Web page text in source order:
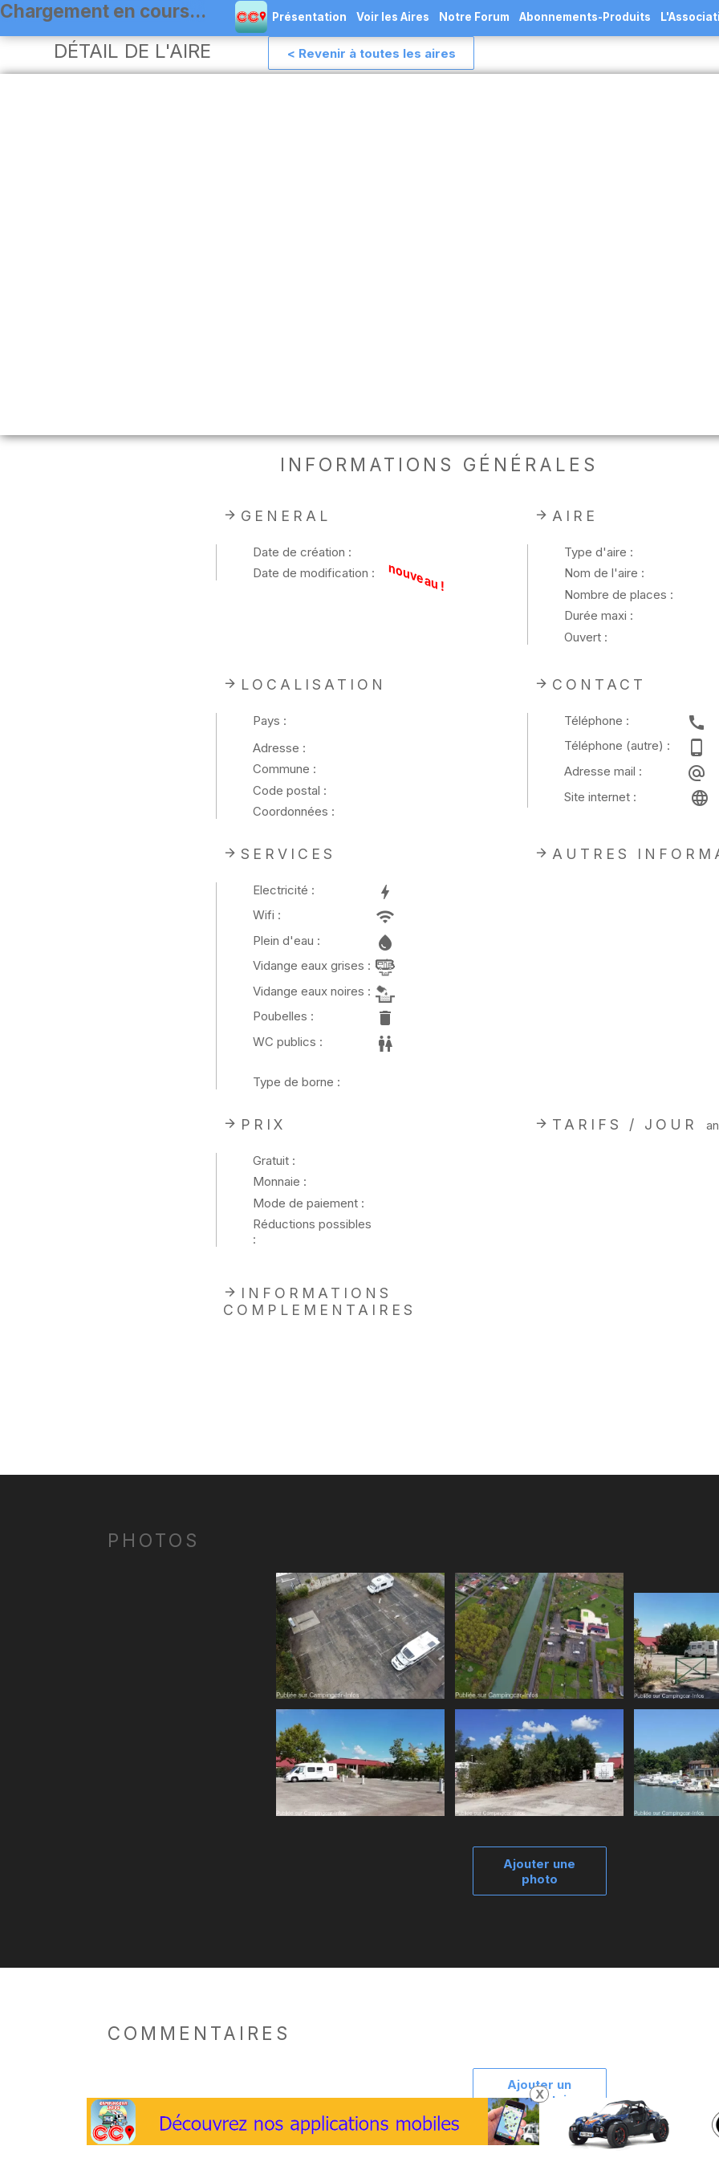
X
Présentation Voir les Aires Notre Forum Abonnements-Produits
DÉTAIL DE L'AIRE < Revenir à toutes les aires
INFORMATIONS GÉNÉRALES
GENERAL
Date de création :
Date de modification :
nouveau !
AIRE
Type d'aire :
Nom de l'aire :
Nombre de places :
Durée maxi :
Ouvert :
LOCALISATION
Pays :
Adresse :
Commune :
Code postal :
Coordonnées :
CONTACT
Téléphone :
Téléphone (autre) :
Adresse mail :
Site internet :
SERVICES
Electricité :
Wifi :
Plein d'eau :
Vidange eaux grises :
Vidange eaux noires :
Poubelles :
WC publics :
Type de borne :
AUTRES
PRIX
Gratuit :
Monnaie :
Mode de paiement :
Réductions possibles
:
TARIFS / JOUR
INFORMATIONS
COMPLEMENTAIRES
PHOTOS
Ajouter une
photo
COMMENTAIRES
Ajouter un
commentaire